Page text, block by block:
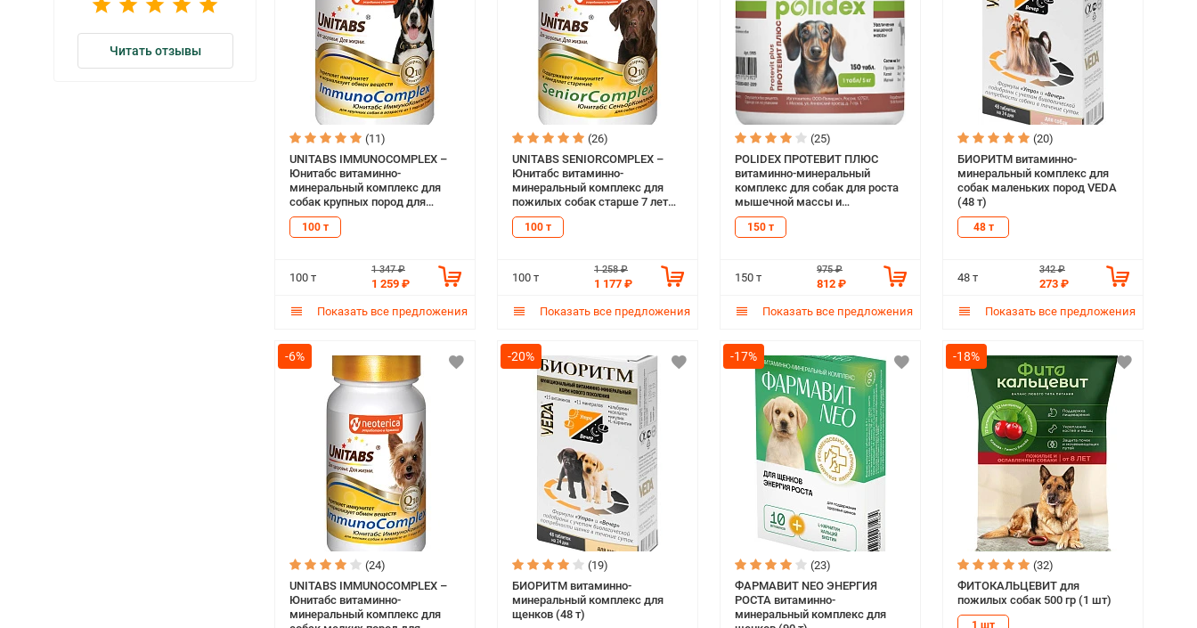
Читать отзывы
(11)
UNITABS IMMUNOCOMPLEX –
Юнитабс витаминно-
минеральный комплекс для
собак крупных пород для
укрепления иммунитета с Q10
(100 т)
100 т
100 т
1 347 ₽
1 259 ₽
Показать все предложения
(26)
UNITABS SENIORCOMPLEX –
Юнитабс витаминно-
минеральный комплекс для
пожилых собак старше 7 лет
для укрепления иммунитета с
Q10 (100 т)
100 т
100 т
1 258 ₽
1 177 ₽
Показать все предложения
(25)
POLIDEX ПРОТЕВИТ ПЛЮС
витаминно-минеральный
комплекс для собак для роста
мышечной массы и
повышения выносливости (150
150 т
150 т
975 ₽
812 ₽
Показать все предложения
(20)
БИОРИТМ витаминно-
минеральный комплекс для
собак маленьких пород VEDA
(48 т)
48 т
48 т
342 ₽
273 ₽
Показать все предложения
-6%
(24)
UNITABS IMMUNOCOMPLEX –
Юнитабс витаминно-
минеральный комплекс для
-20%
(19)
БИОРИТМ витаминно-
минеральный комплекс для
щенков (48 т)
-17%
(23)
ФАРМАВИТ NEO ЭНЕРГИЯ
РОСТА витаминно-
минеральный комплекс для
-18%
(32)
ФИТОКАЛЬЦЕВИТ для
пожилых собак 500 гр (1 шт)